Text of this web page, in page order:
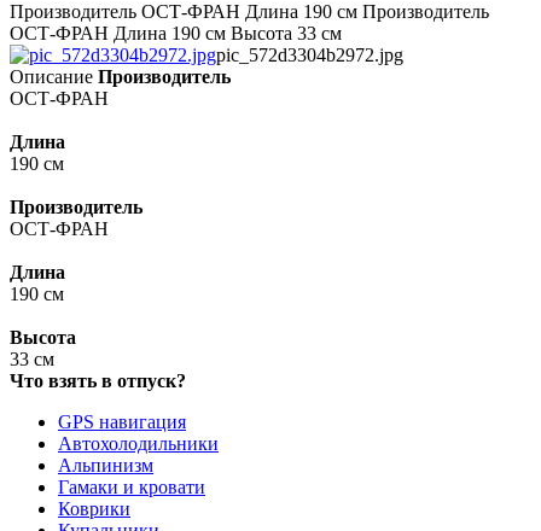
Производитель ОСТ-ФРАН Длина 190 см Производитель
ОСТ-ФРАН Длина 190 см Высота 33 см
pic_572d3304b2972.jpg
Описание Производитель
ОСТ-ФРАН
Длина
190 см
Производитель
ОСТ-ФРАН
Длина
190 см
Высота
33 см
Что взять в отпуск?
GPS навигация
Автохолодильники
Альпинизм
Гамаки и кровати
Коврики